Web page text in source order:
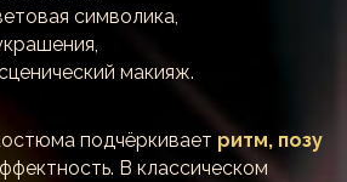
символика,
макияж.
подчёркивает ритм, позу
В классическом